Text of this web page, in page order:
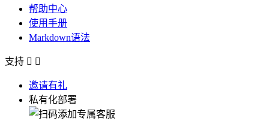
帮助中心
使用手册
Markdown语法
支持  
邀请有礼
私有化部署